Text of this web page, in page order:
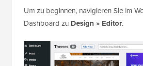
Um zu beginnen, navigieren Sie im
Dashboard zu Design » Editor.